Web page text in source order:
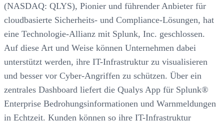
(NASDAQ: QLYS), Pionier und führender Anbieter für
cloudbasierte Sicherheits- und Compliance-Lösungen, hat
eine Technologie-Allianz mit Splunk, Inc. geschlossen.
Auf diese Art und Weise können Unternehmen dabei
unterstützt werden, ihre IT-Infrastruktur zu visualisieren
und besser vor Cyber-Angriffen zu schützen. Über ein
zentrales Dashboard liefert die Qualys App für Splunk®
Enterprise Bedrohungsinformationen und Warnmeldungen
in Echtzeit. Kunden können so ihre IT-Infrastruktur